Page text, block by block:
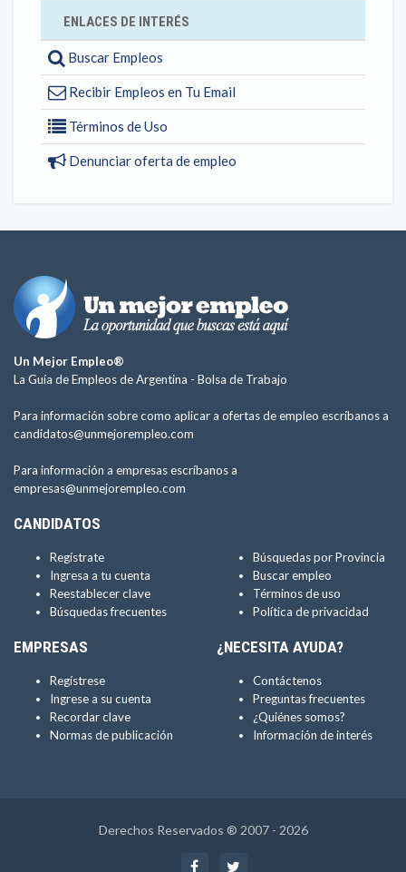
ENLACES DE INTERÉS
Buscar Empleos
Recibir Empleos en Tu Email
Términos de Uso
Denunciar oferta de empleo
Un Mejor Empleo®
La Guía de Empleos de Argentina - Bolsa de Trabajo
Para información sobre como aplicar a ofertas de empleo escríbanos a
candidatos@unmejorempleo.com
Para información a empresas escríbanos a
empresas@unmejorempleo.com
CANDIDATOS
Regístrate
Ingresa a tu cuenta
Reestablecer clave
Búsquedas frecuentes
Búsquedas por Provincia
Buscar empleo
Términos de uso
Política de privacidad
EMPRESAS
Regístrese
Ingrese a su cuenta
Recordar clave
Normas de publicación
¿NECESITA AYUDA?
Contáctenos
Preguntas frecuentes
¿Quiénes somos?
Información de interés
Derechos Reservados ® 2007 - 2026
Facebook